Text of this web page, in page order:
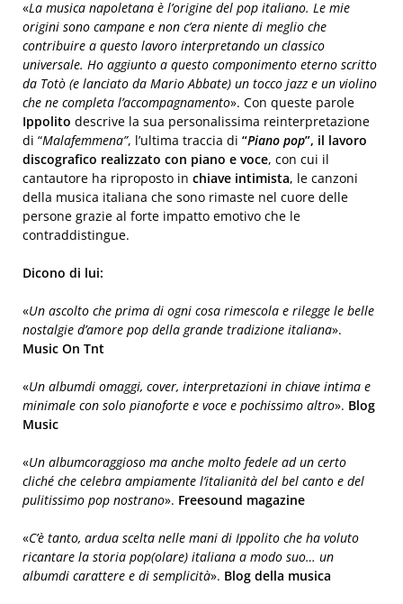
«La musica napoletana è l’origine del pop italiano. Le mie
origini sono campane e non c’era niente di meglio che
contribuire a questo lavoro interpretando un classico
universale. Ho aggiunto a questo componimento eterno scritto
da Totò (e lanciato da Mario Abbate) un tocco jazz e un violino
che ne completa l’accompagnamento». Con queste parole
Ippolito descrive la sua personalissima reinterpretazione
di “Malafemmena”, l’ultima traccia di “Piano pop”, il lavoro
discografico realizzato con piano e voce, con cui il
cantautore ha riproposto in chiave intimista, le canzoni
della musica italiana che sono rimaste nel cuore delle
persone grazie al forte impatto emotivo che le
contraddistingue.
Dicono di lui:
«Un ascolto che prima di ogni cosa rimescola e rilegge le belle
nostalgie d’amore pop della grande tradizione italiana».
Music On Tnt
«Un albumdi omaggi, cover, interpretazioni in chiave intima e
minimale con solo pianoforte e voce e pochissimo altro». Blog
Music
«Un albumcoraggioso ma anche molto fedele ad un certo
cliché che celebra ampiamente l’italianità del bel canto e del
pulitissimo pop nostrano». Freesound magazine
«C’è tanto, ardua scelta nelle mani di Ippolito che ha voluto
ricantare la storia pop(olare) italiana a modo suo… un
albumdi carattere e di semplicità». Blog della musica